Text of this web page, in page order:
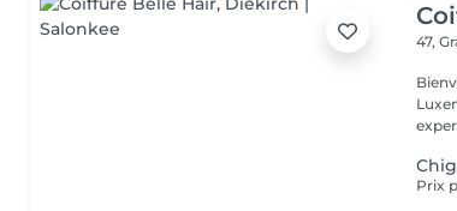
47,
Luxembourg. Laissez-